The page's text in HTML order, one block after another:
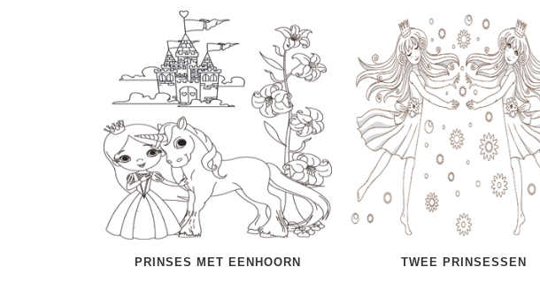
PRINSES MET EENHOORN TWEE PRINSESSEN